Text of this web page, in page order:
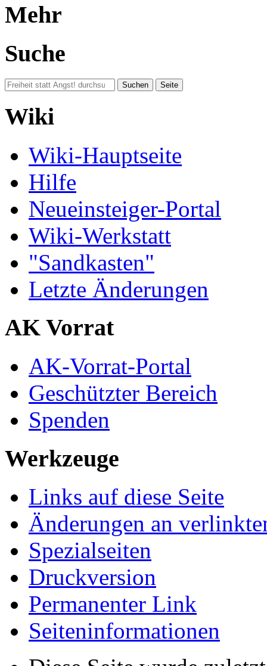
Mehr
Suche
Wiki
Wiki-Hauptseite
Hilfe
Neueinsteiger-Portal
Wiki-Werkstatt
"Sandkasten"
Letzte Änderungen
AK Vorrat
AK-Vorrat-Portal
Geschützter Bereich
Spenden
Werkzeuge
Links auf diese Seite
Änderungen an
Spezialseiten
Druckversion
Permanenter Link
Seiten­­informationen